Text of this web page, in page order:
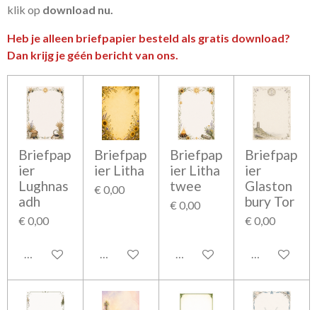
klik op download nu.
Heb je alleen briefpapier besteld als gratis download?
Dan krijg je géén bericht van ons.
Briefpap
ier
Lughnas
adh
€ 0,00
In winkelwagen
Briefpap
ier Litha
€ 0,00
In winkelwagen
Briefpap
ier Litha
twee
€ 0,00
In winkelwagen
Briefpap
ier
Glaston
bury Tor
€ 0,00
In